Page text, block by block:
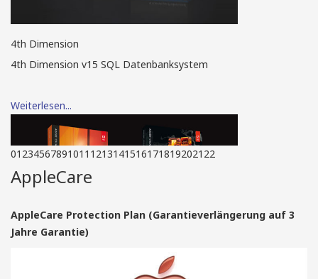
4th Dimension
4th Dimension v15 SQL Datenbanksystem
Weiterlesen...
Adobe Creative Suite Design Standard und
01 234567891011 12131415161718192021 22
AppleCare
AppleCare Protection Plan (Garantieverlängerung auf 3
Jahre Garantie)